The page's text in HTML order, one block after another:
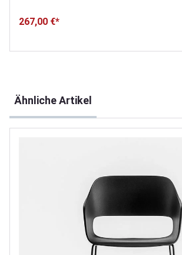
267,00 €*
Ähnliche Artikel